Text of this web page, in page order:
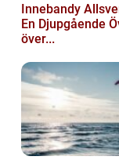
Innebandy
En Djupgående
över...